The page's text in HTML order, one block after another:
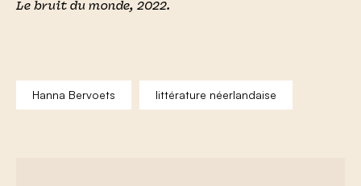
Le bruit du monde, 2022.
Hanna Bervoets littérature néerlandaise